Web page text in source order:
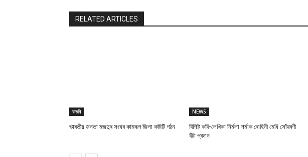
RELATED ARTICLES
বাতৰি
ভাৰতীয় জনতা মজদুৰ সংঘৰ কামৰূপ জিলা কমিটি গঠন
NEWS
বিশিষ্ট কবি-লেখিকা নিৰ্মলা শৰ্মাক ৰোহিনী মেধি সোঁৱৰণী
বঁটা প্ৰদান